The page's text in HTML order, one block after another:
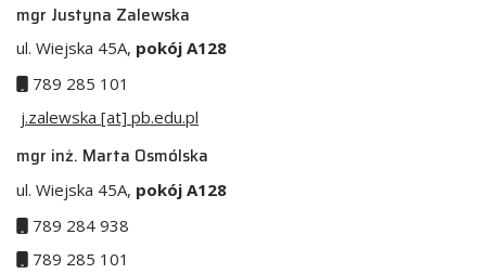
mgr Justyna Zalewska
ul. Wiejska 45A, pokój A128
789 285 101
j.zalewska [at] pb.edu.pl
mgr inż. Marta Osmólska
ul. Wiejska 45A, pokój A128
789 284 938
789 285 101